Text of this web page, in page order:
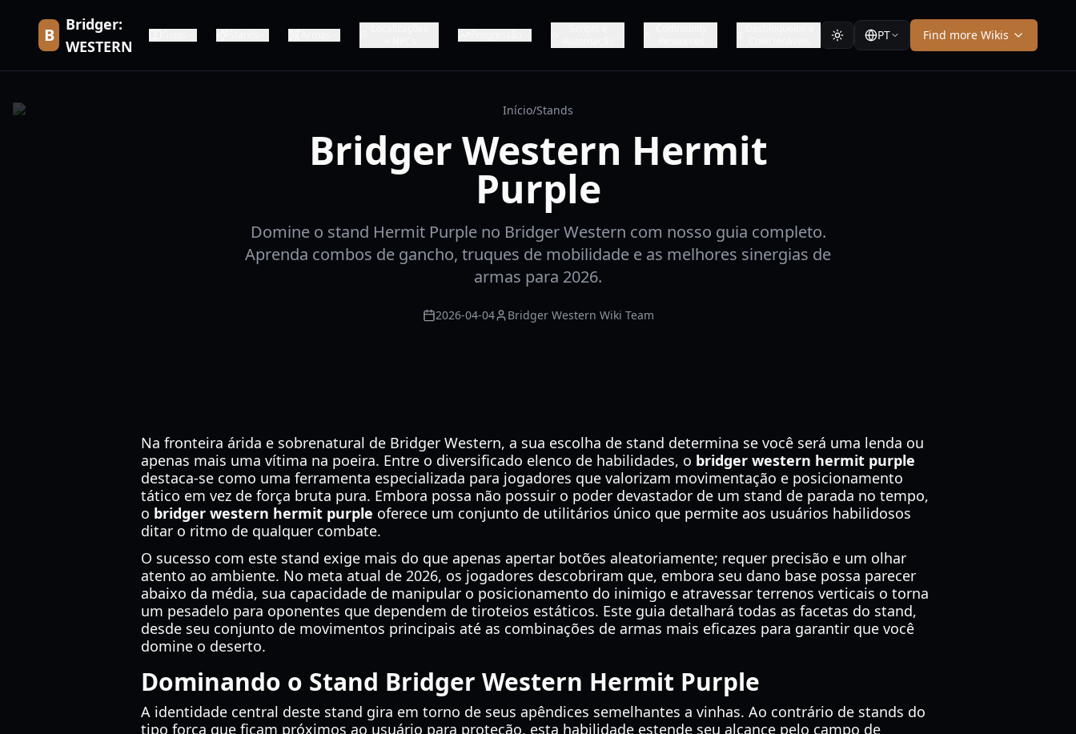
B
Bridger:
WESTERN
PT Find more Wikis
Início/Stands
Bridger Western Hermit
Purple
Domine o stand Hermit Purple no Bridger Western com nosso guia completo.
Aprenda combos de gancho, truques de mobilidade e as melhores sinergias de
armas para 2026.
2026-04-04 Bridger Western Wiki Team
Na fronteira árida e sobrenatural de Bridger Western, a sua escolha de stand determina se você será uma lenda ou
apenas mais uma vítima na poeira. Entre o diversificado elenco de habilidades, o bridger western hermit purple
destaca-se como uma ferramenta especializada para jogadores que valorizam movimentação e posicionamento
tático em vez de força bruta pura. Embora possa não possuir o poder devastador de um stand de parada no tempo,
o bridger western hermit purple oferece um conjunto de utilitários único que permite aos usuários habilidosos
ditar o ritmo de qualquer combate.
O sucesso com este stand exige mais do que apenas apertar botões aleatoriamente; requer precisão e um olhar
atento ao ambiente. No meta atual de 2026, os jogadores descobriram que, embora seu dano base possa parecer
abaixo da média, sua capacidade de manipular o posicionamento do inimigo e atravessar terrenos verticais o torna
um pesadelo para oponentes que dependem de tiroteios estáticos. Este guia detalhará todas as facetas do stand,
desde seu conjunto de movimentos principais até as combinações de armas mais eficazes para garantir que você
domine o deserto.
Dominando o Stand Bridger Western Hermit Purple
A identidade central deste stand gira em torno de seus apêndices semelhantes a vinhas. Ao contrário de stands do
tipo força que ficam próximos ao usuário para proteção, esta habilidade estende seu alcance pelo campo de